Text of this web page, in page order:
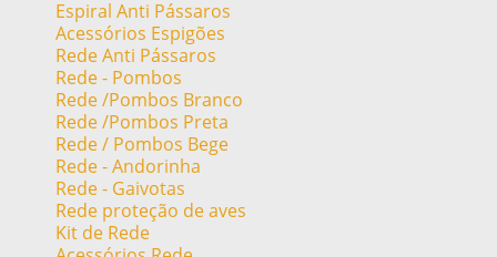
Espiral Anti Pássaros
Acessórios Espigões
Rede Anti Pássaros
Rede - Pombos
Rede /Pombos Branco
Rede /Pombos Preta
Rede / Pombos Bege
Rede - Andorinha
Rede - Gaivotas
Rede proteção de aves
Kit de Rede